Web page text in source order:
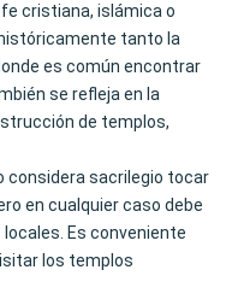
cristiana, islámica o
tanto la
es común encontrar
se refleja en la
de templos,
considera sacrilegio tocar
en cualquier caso debe
Es conveniente
los templos